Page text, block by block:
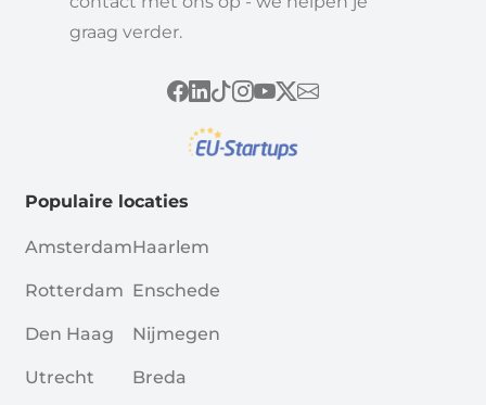
graag verder.
Populaire locaties
Amsterdam
Rotterdam
Den Haag
Utrecht
Haarlem
Enschede
Nijmegen
Breda